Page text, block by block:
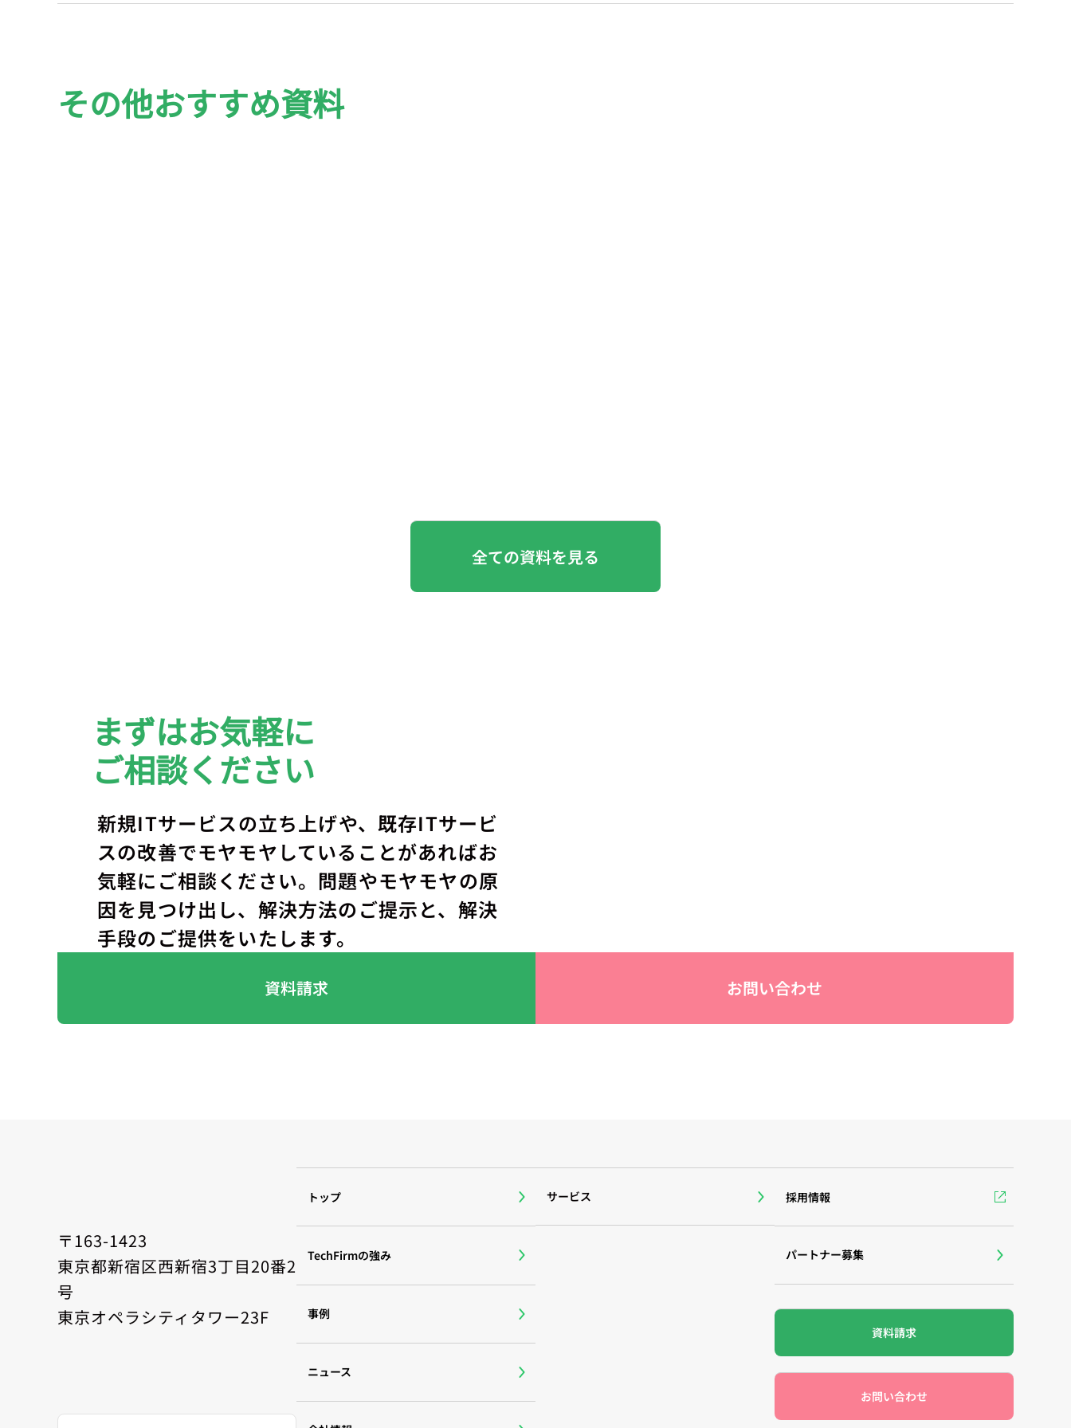
その他おすすめ資料
全ての資料を見る
まずはお気軽に
ご相談ください
新規ITサービスの立ち上げや、既存ITサービ
スの改善でモヤモヤしていることがあればお
気軽にご相談ください。問題やモヤモヤの原
因を見つけ出し、解決方法のご提示と、解決
手段のご提供をいたします。
お問い合わせ
資料請求
〒163-1423
東京都新宿区西新宿3丁目20番2
号
東京オペラシティタワー23F
トップ
TechFirmの強み
事例
ニュース
採用情報
パートナー募集
資料請求
お問い合わせ
サービス